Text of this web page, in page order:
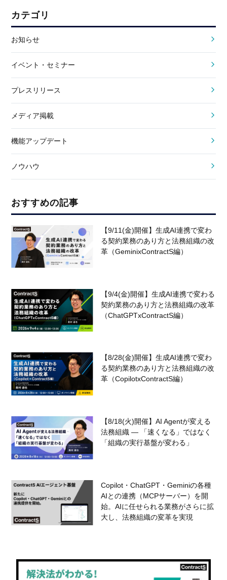
カテゴリ
お知らせ
イベント・セミナー
プレスリリース
メディア掲載
機能アップデート
ノウハウ
おすすめの記事
【9/11(金)開催】生成AI連携で変わ
る契約業務のあり方と法務組織の改
革（GeminixContractS編）
【9/4(金)開催】生成AI連携で変わる
契約業務のあり方と法務組織の改革
（ChatGPTxContractS編）
【8/28(金)開催】生成AI連携で変わ
る契約業務のあり方と法務組織の改
革（CopilotxContractS編）
【8/18(火)開催】AI Agentが変える
法務組織 — 「速くなる」ではなく
「組織の実行基盤が変わる」
Copilot・ChatGPT・Geminiの各種
AIとの連携（MCPサーバー）を開
始。AIに任せられる業務がさらに拡
大し、法務組織の変革を実現